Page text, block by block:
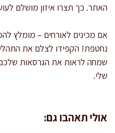
האתר. כך תצרו איזון מושלם
אם מכינים לאורחים – מומלץ
נחטפת! הקפידו לצלם את
שמחה לראות את הגרסאות
שלי.
אולי תאהבו גם: